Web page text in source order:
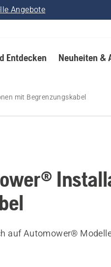
Angebote
Entdecken Neuheiten &
mit Begrenzungskabel
auf Automower®